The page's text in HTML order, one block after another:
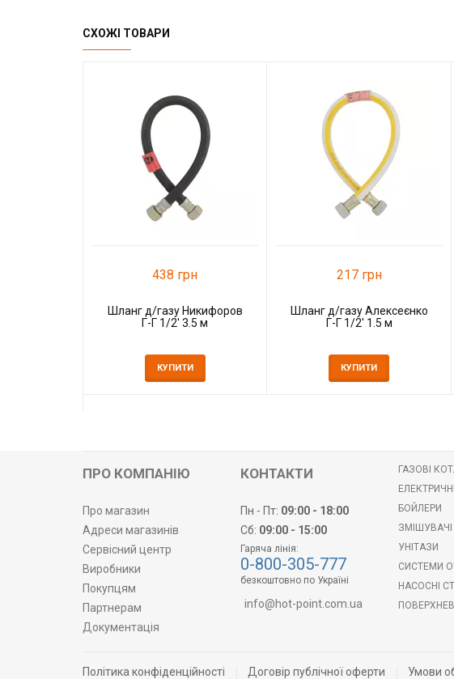
СХОЖІ ТОВАРИ
438 грн
Шланг д/газу Никифоров
Г-Г 1/2' 3.5 м
КУПИТИ
217 грн
Шланг д/газу Алексеєнко
Г-Г 1/2' 1.5 м
КУПИТИ
ПРО КОМПАНІЮ
Про магазин
Адреси магазинів
Сервісний центр
Виробники
Покупцям
Партнерам
Документація
КОНТАКТИ
Пн - Пт: 09:00 - 18:00
Сб: 09:00 - 15:00
Гаряча лінія:
0-800-305-777
безкоштовно по Україні
info@hot-point.com.ua
ГАЗОВІ
БОЙЛЕРИ
ЗМІШУВАЧІ
УНІТАЗИ
СИСТЕМИ
НАСОСНІ
Політика конфіденційності Договір публічної оферти Умови